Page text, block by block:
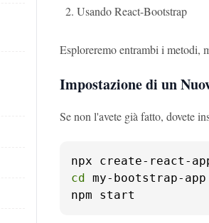
Usando React-Bootstrap
Esploreremo entrambi i metodi,
Impostazione di un
Se non l'avete già fatto, dovete
cd my-bootstrap-app
npm start